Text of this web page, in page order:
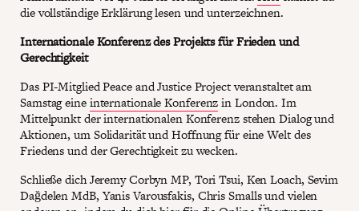
die vollständige Erklärung lesen und unterzeichnen.
Internationale Konferenz des Projekts für Frieden und
Gerechtigkeit
Das PI-Mitglied Peace and Justice Project veranstaltet am
Samstag eineinternationale Konferenzin London. Im
Mittelpunkt der internationalen Konferenz stehen Dialog und
Aktionen, um Solidarität und Hoffnung für eine Welt des
Friedens und der Gerechtigkeit zu wecken.
Schließe dich Jeremy Corbyn MP, Tori Tsui, Ken Loach, Sevim
Dağdelen MdB, Yanis Varousfakis, Chris Smalls und vielen